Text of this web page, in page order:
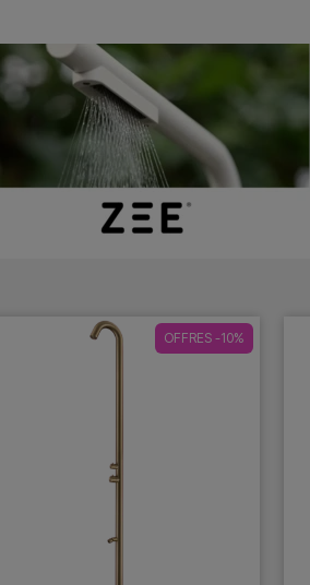
OFFRES -10%